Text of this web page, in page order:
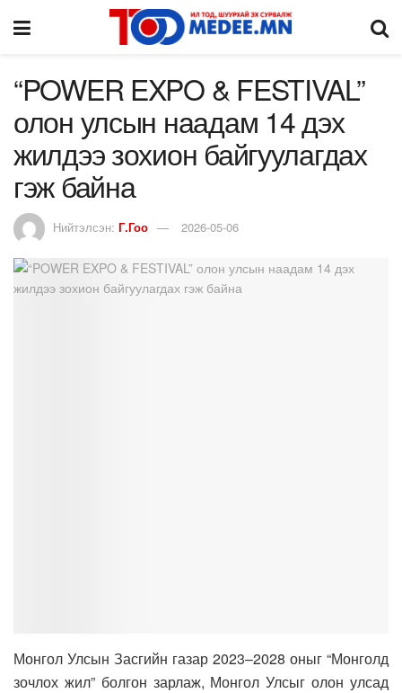
“POWER EXPO & FESTIVAL”
олон улсын наадам 14 дэх
жилдээ зохион байгуулагдах
гэж байна
Нийтэлсэн: Г.Гоо 2026-05-06
Монгол Улсын Засгийн газар 2023–2028 оныг “Монголд
зочлох жил” болгон зарлаж, Монгол Улсыг олон улсад